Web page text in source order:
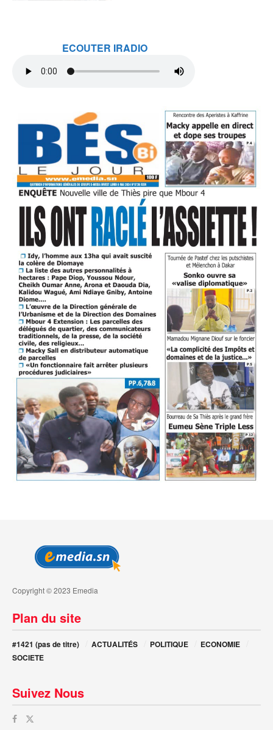
ECOUTER IRADIO
Copyright © 2023 Emedia
Plan du site
#1421 (pas de titre) ACTUALITÉS POLITIQUE
ECONOMIE
SOCIETE
Suivez Nous